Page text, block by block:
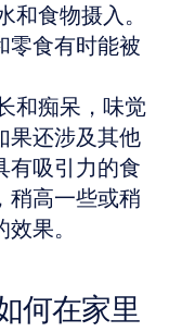
和食物摄入。
零食有时能被
和痴呆，味觉
果还涉及其他
有吸引力的食
稍高一些或稍
果。
何在家里